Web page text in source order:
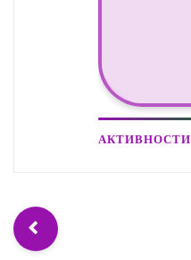
АКТИВНОСТИ